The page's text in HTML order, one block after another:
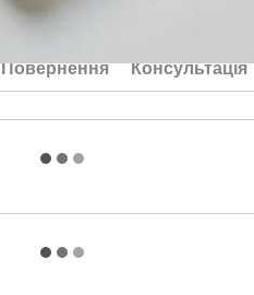
Повернення Консультація